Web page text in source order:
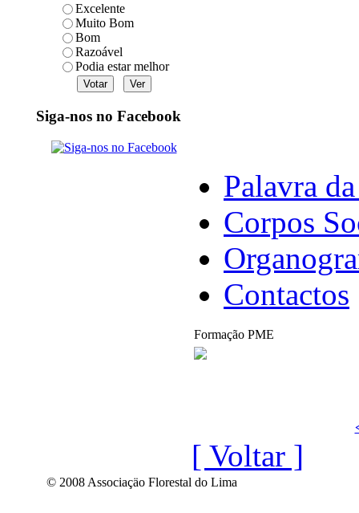
Excelente
Muito Bom
Bom
Razoável
Podia estar melhor
Siga-nos no Facebook
Palavra
Corpos
Contactos
Formação PME
[ Voltar ]
© 2008 Associaçäo Florestal do Lima